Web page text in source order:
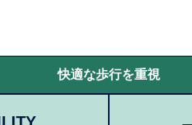
快適な歩行を重視